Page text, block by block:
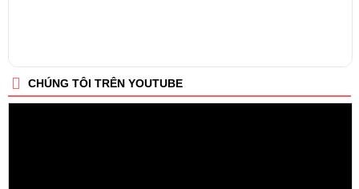
CHÚNG TÔI TRÊN YOUTUBE